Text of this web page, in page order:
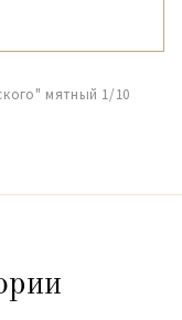
мятный 1/10